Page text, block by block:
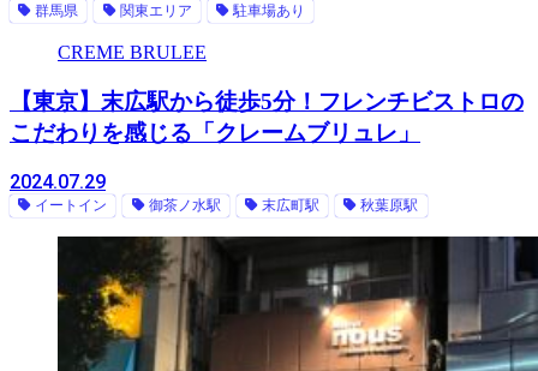
群馬県 関東エリア 駐車場あり
CREME BRULEE
【東京】末広駅から徒歩5分！フレンチビストロの
こだわりを感じる「クレームブリュレ」
2024.07.29
イートイン 御茶ノ水駅 末広町駅 秋葉原駅